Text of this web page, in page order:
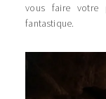
vous faire votre
fantastique.